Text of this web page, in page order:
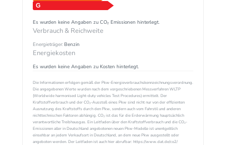
Es wurden keine Angaben zu CO₂ Emissionen hinterlegt.
Verbrauch & Reichweite
Energieträger:Benzin
Energiekosten
Es wurden keine Angaben zu Kosten hinterlegt.
Die Informationen erfolgen gemäß der Pkw-Energieverbrauchskennzeichnungsverordnung.
Die angegebenen Werte wurden nach dem vorgeschriebenen Messverfahren WLTP
(Worldwide harmonised Light-duty vehicles Test Procedures) ermittelt. Der
Kraftstoffverbrauch und der CO₂-Ausstoß eines Pkw sind nicht nur von der effizienten
Ausnutzung des Kraftstoffs durch den Pkw, sondern auch vom Fahrstil und anderen
nichttechnischen Faktoren abhängig. CO₂ ist das für die Erderwärmung hauptsächlich
verantwortliche Treibhausgas. Ein Leitfaden über den Kraftstoffverbrauch und die CO₂-
Emissionen aller in Deutschland angebotenen neuen Pkw-Modelle ist unentgeltlich
einsehbar an jedem Verkaufsort in Deutschland, an dem neue Pkw ausgestellt oder
angeboten werden. Der Leitfaden ist auch hier abrufbar: https://www.dat.de/co2/